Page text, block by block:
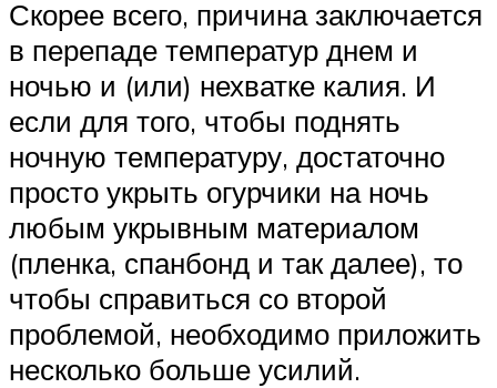
Скорее всего, причина заключается
в перепаде температур днем и
ночью и (или) нехватке калия. И
если для того, чтобы поднять
ночную температуру, достаточно
просто укрыть огурчики на ночь
любым укрывным материалом
(пленка, спанбонд и так далее), то
чтобы справиться со второй
проблемой, необходимо приложить
несколько больше усилий.